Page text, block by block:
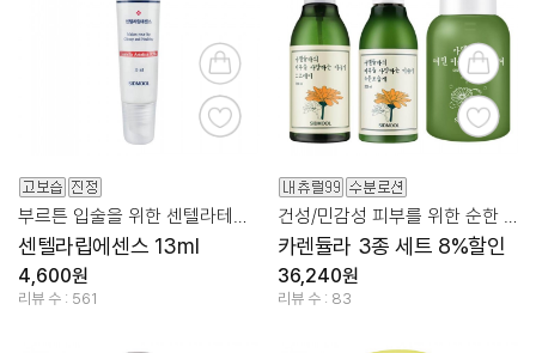
센텔라립에센스 13ml
4,600원
리뷰 수 : 561
카렌듈라 3종 세트 8%할인
36,240원
리뷰 수 : 83